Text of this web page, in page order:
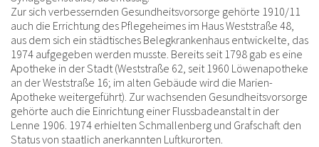
Zur sich verbessernden Gesundheitsvorsorge gehörte 1910/11
auch die Errichtung des Pflegeheimes im Haus Weststraße 48,
aus dem sich ein städtisches Belegkrankenhaus entwickelte, das
1974 aufgegeben werden musste. Bereits seit 1798 gab es eine
Apotheke in der Stadt (Weststraße 62, seit 1960 Löwenapotheke
an der Weststraße 16; im alten Gebäude wird die Marien-
Apotheke weitergeführt). Zur wachsenden Gesundheitsvorsorge
gehörte auch die Einrichtung einer Flussbadeanstalt in der
Lenne 1906. 1974 erhielten Schmallenberg und Grafschaft den
Status von staatlich anerkannten Luftkurorten.